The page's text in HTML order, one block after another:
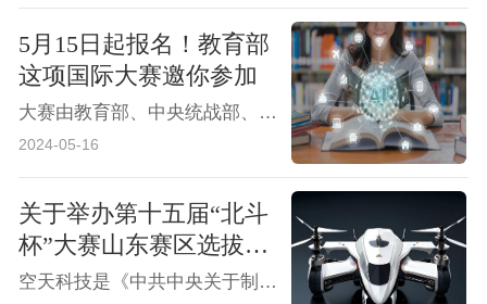
5月15日起报名！教育部
这项国际大赛邀你参加
大赛由教育部、中央统战部、中央网信办、国家发展改革委、工业和信息化部、人力资源社会保障部、农业农村部、中国科学院、中国工程院、国家知识产权局、国家乡村振兴局、共青团中央和上海市人民政府联合主办，上海交通大学和闵行区人民政府共同承办。
2024-05-16
关于举办第十五届“北斗
杯”大赛山东赛区选拔赛
的通知
空天科技是《中共中央关于制定国民经济和社会发展第十四个五年规划和二〇三五年远景目标的建议》指出的八大前沿领域之一。作为国家重大战略长期持续领先发展的需要，人才培养是根本保证。空间科技主题赛事是发现人才、培育人才的重要渠道。